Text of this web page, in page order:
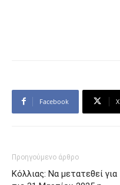
Facebook X
Προηγούμενο άρθρο
Κόλλιας: Να μετατεθεί για